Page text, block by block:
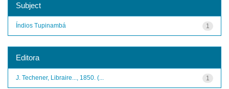
Subject
1
Índios Tupinambá
Editora
1
J. Techener, Libraire..., 1850. (...